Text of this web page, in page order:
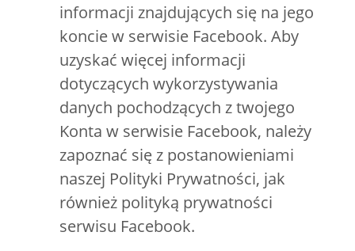
informacji znajdujących się na jego
koncie w serwisie Facebook. Aby
uzyskać więcej informacji
dotyczących wykorzystywania
danych pochodzących z twojego
Konta w serwisie Facebook, należy
zapoznać się z postanowieniami
naszej Polityki Prywatności, jak
również polityką prywatności
serwisu Facebook.